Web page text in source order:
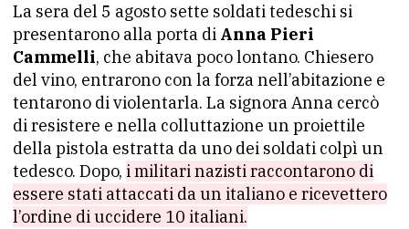
La sera del 5 agosto sette soldati tedeschi si
presentarono alla porta di Anna Pieri
Cammelli, che abitava poco lontano. Chiesero
del vino, entrarono con la forza nell’abitazione e
tentarono di violentarla. La signora Anna cercò
di resistere e nella colluttazione un proiettile
della pistola estratta da uno dei soldati colpì un
tedesco. Dopo, i militari nazisti raccontarono di
essere stati attaccati da un italiano e ricevettero
l’ordine di uccidere 10 italiani.